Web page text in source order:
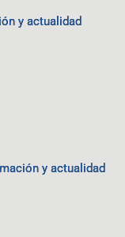
y actualidad
y actualidad